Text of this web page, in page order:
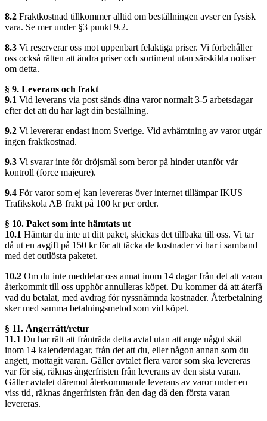
8.2 Fraktkostnad tillkommer alltid om beställningen avser en fysisk
vara. Se mer under §3 punkt 9.2.
8.3 Vi reserverar oss mot uppenbart felaktiga priser. Vi förbehåller
oss också rätten att ändra priser och sortiment utan särskilda notiser
om detta.
§ 9. Leverans och frakt
9.1 Vid leverans via post sänds dina varor normalt 3-5 arbetsdagar
efter det att du har lagt din beställning.
9.2 Vi levererar endast inom Sverige. Vid avhämtning av varor utgår
ingen fraktkostnad.
9.3 Vi svarar inte för dröjsmål som beror på hinder utanför vår
kontroll (force majeure).
9.4 För varor som ej kan levereras över internet tillämpar IKUS
Trafikskola AB frakt på 100 kr per order.
§ 10. Paket som inte hämtats ut
10.1 Hämtar du inte ut ditt paket, skickas det tillbaka till oss. Vi tar
då ut en avgift på 150 kr för att täcka de kostnader vi har i samband
med det outlösta paketet.
10.2 Om du inte meddelar oss annat inom 14 dagar från det att varan
återkommit till oss upphör annulleras köpet. Du kommer då att återfå
vad du betalat, med avdrag för nyssnämnda kostnader. Återbetalning
sker med samma betalningsmetod som vid köpet.
§ 11. Ångerrätt/retur
11.1 Du har rätt att frånträda detta avtal utan att ange något skäl
inom 14 kalenderdagar, från det att du, eller någon annan som du
angett, mottagit varan. Gäller avtalet flera varor som ska levereras
var för sig, räknas ångerfristen från leverans av den sista varan.
Gäller avtalet däremot återkommande leverans av varor under en
viss tid, räknas ångerfristen från den dag då den första varan
levereras.